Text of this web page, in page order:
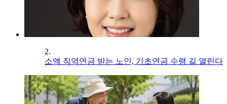
2.
소액 직역연금 받는 노인, 기초연금 수령 길 열린다